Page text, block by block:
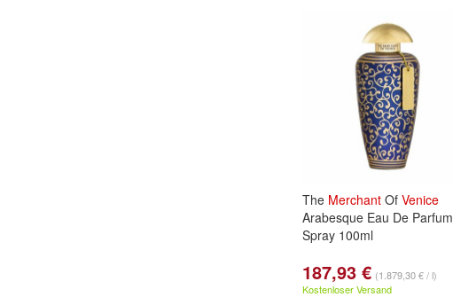
The Merchant Of Venice
Arabesque Eau De Parfum
Spray 100ml
187,93 € (1.879,30 € / l)
Kostenloser Versand